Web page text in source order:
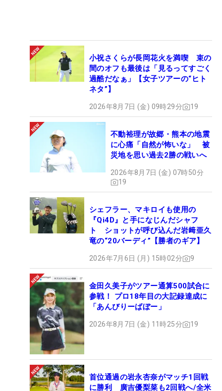
小祝さくらが長岡花火を満喫 束の
間のオフも最後は「見るってすごく
過酷だなぁ」【女子ツアーの“ヒト
ネタ”】
2026年8月7日 (金) 09時29分 19
不動裕理が故郷・熊本の地震
に心痛「自然が怖いな」 被
災地を思い過去2勝の戦いへ
2026年8月7日 (金) 07時50分
19
シェフラー、マキロイも使用の
『Qi4D』と手になじんだシャフ
ト ショットが呼び込んだ岩﨑亜久
竜の“20バーディ”【勝者のギア】
2026年7月6日 (月) 15時02分 9
金田久美子がツアー通算500試合に
参戦！ プロ18年目の大記録達成に
「あんびりーばぼー」
2026年8月7日 (金) 11時25分 19
首位通過の岩永杏奈がマッチ1回戦
に勝利 廣吉優梨菜も2回戦へ/全米